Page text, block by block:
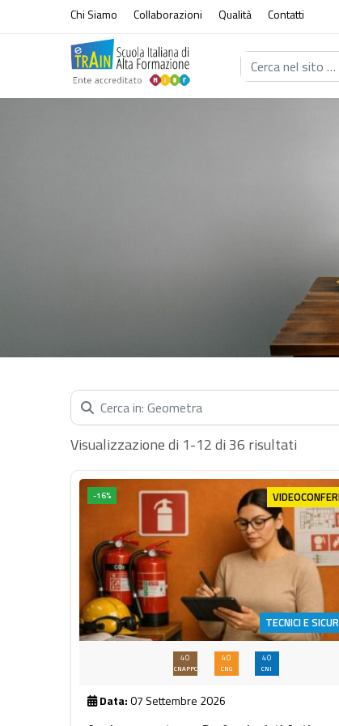
Vai al contenuto
Chi Siamo Collaborazioni Qualità Contatti
Cerca nel sito...
Cerca nella categoria...
Visualizzazione di 1-12 di 36 risultati
-16%
TECNICI E
40
CNAPPC
40
CNG
40
CNI
Data:07 Settembre 2026